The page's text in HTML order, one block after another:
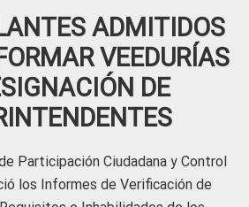
ADMITIDOS
VEEDURÍAS
DE
Participación Ciudadana y Control
los Informes de Verificación de